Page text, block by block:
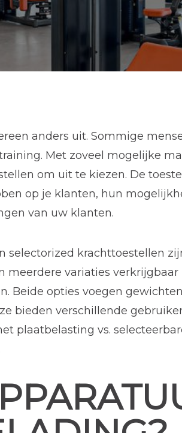
anders uit. Sommige
Met zoveel mogelijke
om uit te kiezen. De
op je klanten, hun
van uw klanten.
selectorized krachttoestellen
meerdere variaties
Beide opties voegen
bieden verschillende
plaatbelasting vs.